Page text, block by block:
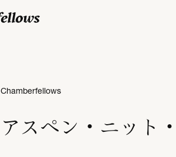
アスペン・ニット
Chamberfellows